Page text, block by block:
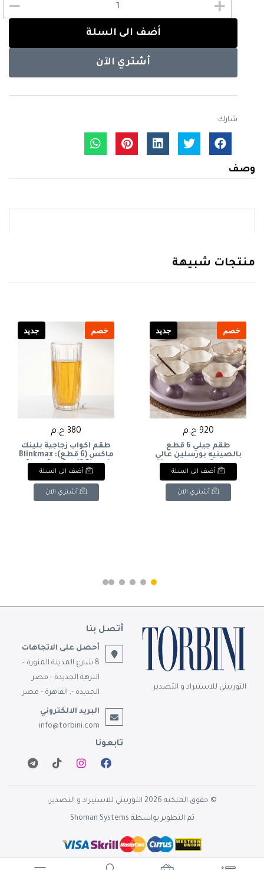
أضف الى السلة
أشتري الآن
شارك:
وصف
منتجات شبيهة
خصم جديد
920 ج.م
طقم جيلي 6 قطع
بالصينيه بورسلين عالي
الجوده 6-piece jelly set
with tray, high-quality
porcelain
أضف الى السلة
أشتري الآن
خصم جديد
380 ج.م
طقم أكواب زجاجية بلينك
ماكس (6 قطع): Blinkmax
Glass Cup Set (6 Pieces).
أضف الى السلة
أشتري الآن
التوربيني للاستيراد و التصدير
أتصل بنا
أحصل على الاتجاهات
8 شارع المدينة المنورة -
النزهة الجديدة - مصر
الجديدة -, القاهرة - مصر
البريد الالكتروني
info@torbini.com
تابعونا
© حقوق الملكية 2026 التوربيني للاستيراد و التصدير.
تم التطوير بواسطة Shoman Systems